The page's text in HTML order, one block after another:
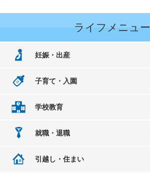
ライフメニュー
妊娠・出産
子育て・入園
学校教育
就職・退職
引越し・住まい